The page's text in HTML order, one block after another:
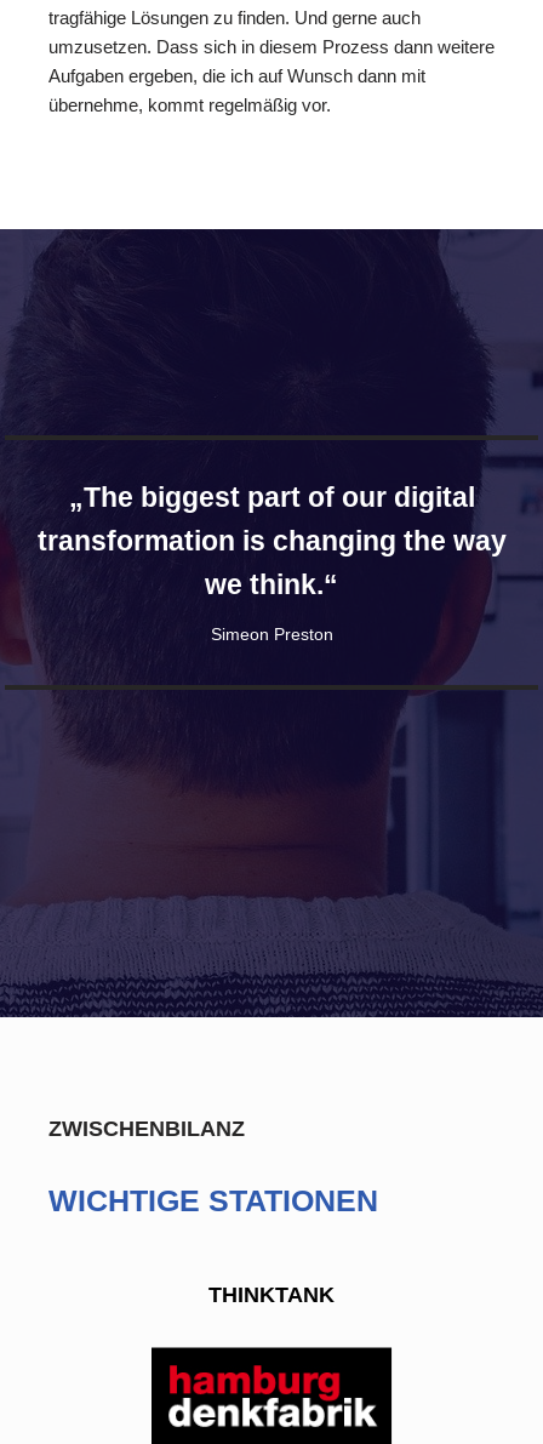
tragfähige Lösungen zu finden. Und gerne auch
umzusetzen. Dass sich in diesem Prozess dann weitere
Aufgaben ergeben, die ich auf Wunsch dann mit
übernehme, kommt regelmäßig vor.
„The biggest part of our digital
transformation is changing the way
we think.“
Simeon Preston
ZWISCHENBILANZ
WICHTIGE STATIONEN
THINKTANK